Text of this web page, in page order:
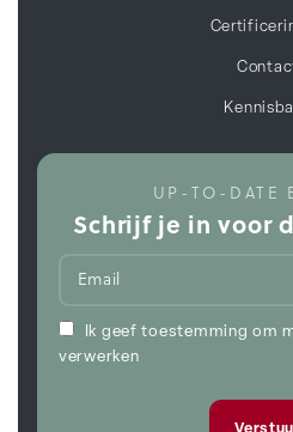
UP-TO-DATE
Schrijf je in voor
Ik geef toestemming om
verwerken